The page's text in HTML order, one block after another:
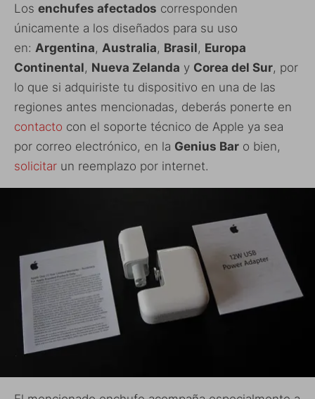
Los enchufes afectados corresponden
únicamente a los diseñados para su uso
en: Argentina, Australia, Brasil, Europa
Continental, Nueva Zelanda y Corea del Sur, por
lo que si adquiriste tu dispositivo en una de las
regiones antes mencionadas, deberás ponerte en
contacto con el soporte técnico de Apple ya sea
por correo electrónico, en la Genius Bar o bien,
solicitar un reemplazo por internet.